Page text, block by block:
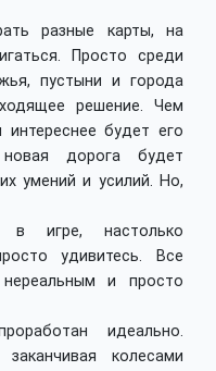
разные карты, на
Просто среди
пустыни и города
решение. Чем
будет его
дорога будет
умений и усилий. Но,
в игре, настолько
удивитесь. Все
и просто
идеально.
колесами